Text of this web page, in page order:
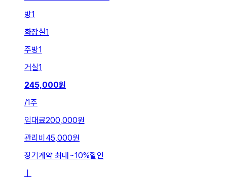
방1
화장실1
주방1
거실1
245,000원
/1주
임대료200,000원
관리비 45,000원
장기계약 최대~10%할인
ㅣ